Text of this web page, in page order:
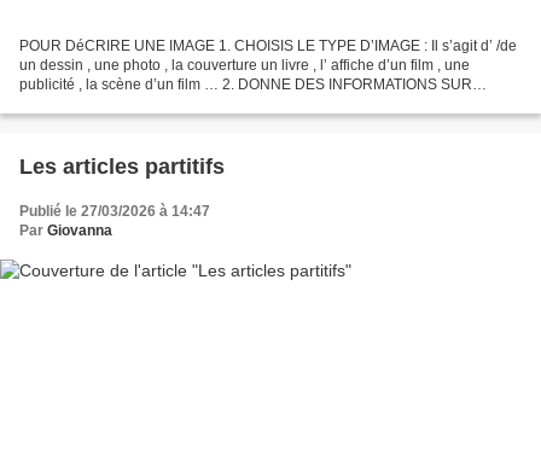
POUR DéCRIRE UNE IMAGE 1. CHOISIS LE TYPE D’IMAGE : Il s’agit d’ /de
un dessin , une photo , la couverture un livre , l’ affiche d’un film , une
publicité , la scène d’un film … 2. DONNE DES INFORMATIONS SUR
Les articles partitifs
Publié le 27/03/2026 à 14:47
Par Giovanna